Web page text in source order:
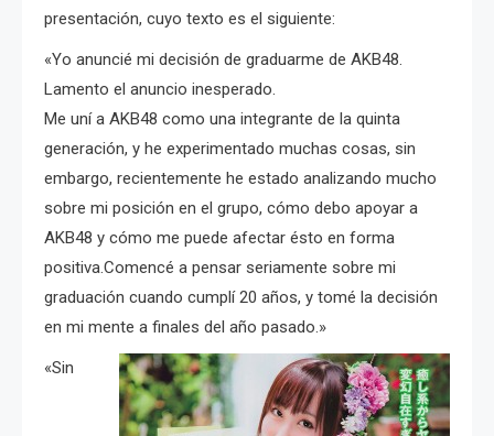
presentación, cuyo texto es el siguiente:
«Yo anuncié mi decisión de graduarme de AKB48.
Lamento el anuncio inesperado.
Me uní a AKB48 como una integrante de la quinta
generación, y he experimentado muchas cosas, sin
embargo, recientemente he estado analizando mucho
sobre mi posición en el grupo, cómo debo apoyar a
AKB48 y cómo me puede afectar ésto en forma
positiva.Comencé a pensar seriamente sobre mi
graduación cuando cumplí 20 años, y tomé la decisión
en mi mente a finales del año pasado.»
«Sin